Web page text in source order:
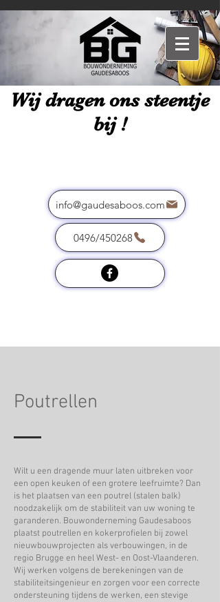
Wij dragen ons steentje
bij !
info@gaudesaboos.com
0496/450268
Poutrellen
Wilt u een dragende muur laten uitbreken voor
een open keuken of een grotere leefruimte? Dan
is het plaatsen van een poutrel (stalen balk)
noodzakelijk om de stabiliteit van uw woning te
garanderen. Bouwonderneming Gaudesaboos
plaatst poutrellen en kokerprofielen bij zowel
nieuwbouwprojecten als verbouwingen, in de
regio Brugge en heel West- en Oost-Vlaanderen.
Wij werken volgens de berekeningen van de
stabiliteitsingenieur en zorgen voor een correcte
ondersteuning tijdens de werken, een stevige